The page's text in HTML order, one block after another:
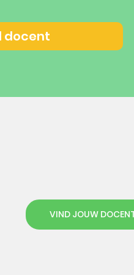
docent
VIND JOUW